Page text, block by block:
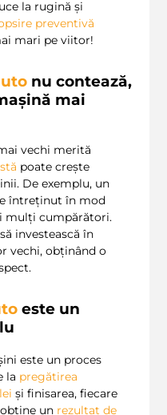
la rugină și
preventivă
mari pe viitor!
nu contează,
mai
vechi merită
poate crește
De exemplu, un
întreținut în mod
mulți cumpărători.
investească în
vechi, obținând o
este un
este un proces
la pregătirea
și finisarea, fiecare
un rezultat de